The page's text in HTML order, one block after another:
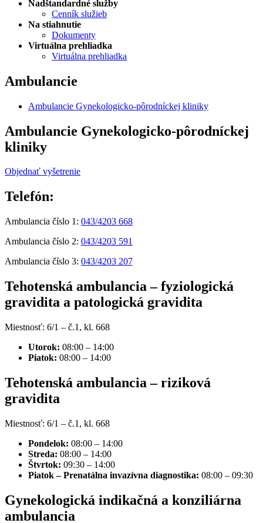
Nadštandardné služby
Cenník služieb
Na stiahnutie
Dokumenty
Virtuálna prehliadka
Virtuálna prehliadka
Ambulancie
Ambulancie Gynekologicko-pôrodníckej kliniky
Ambulancie Gynekologicko-pôrodníckej
kliniky
Objednať vyšetrenie
Telefón:
Ambulancia číslo 1: 043/4203 668
Ambulancia číslo 2: 043/4203 591
Ambulancia číslo 3: 043/4203 207
Tehotenská ambulancia – fyziologická
gravidita a patologická gravidita
Miestnosť: 6/1 – č.1, kl. 668
Utorok: 08:00 – 14:00
Piatok: 08:00 – 14:00
Tehotenská ambulancia – riziková
gravidita
Miestnosť: 6/1 – č.1, kl. 668
Pondelok: 08:00 – 14:00
Streda: 08:00 – 14:00
Štvrtok: 09:30 – 14:00
Piatok – Prenatálna invazívna diagnostika: 08:00 – 09:30
Gynekologická indikačná a konziliárna
ambulancia